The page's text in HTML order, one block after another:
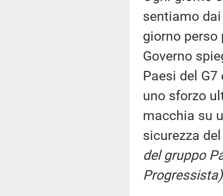
sentiamo
giorno perso
Governo
Paesi del
uno sforzo
macchia su
sicurezza
del gruppo
Progressista)